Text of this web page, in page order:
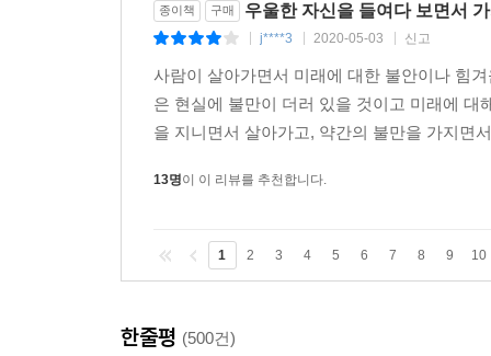
종이책 구매 우울한 자신을 들여다 보면서
j****3 2020-05-03 신고
사람이 살아가면서 미래에 대한 불안이나 힘
은 현실에 불만이 더러 있을 것이고 미래에
을 지니면서 살아가고, 약간의 불만을 가지면
13명이 이 리뷰를 추천합니다.
1 2 3 4 5 6 7 8 9 10
한줄평 (500건)